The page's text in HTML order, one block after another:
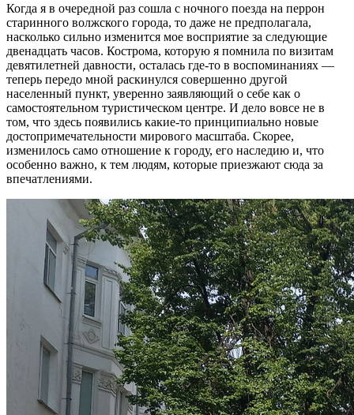
Когда я в очередной раз сошла с ночного поезда на перрон
старинного волжского города, то даже не предполагала,
насколько сильно изменится мое восприятие за следующие
двенадцать часов. Кострома, которую я помнила по визитам
девятилетней давности, осталась где-то в воспоминаниях —
теперь передо мной раскинулся совершенно другой
населенный пункт, уверенно заявляющий о себе как о
самостоятельном туристическом центре. И дело вовсе не в
том, что здесь появились какие-то принципиально новые
достопримечательности мирового масштаба. Скорее,
изменилось само отношение к городу, его наследию и, что
особенно важно, к тем людям, которые приезжают сюда за
впечатлениями.